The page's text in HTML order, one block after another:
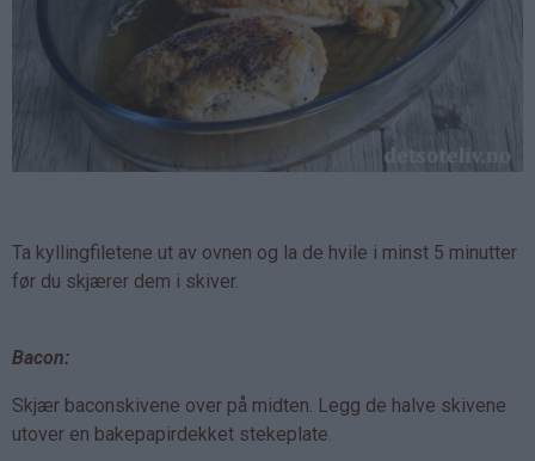
Ta kyllingfiletene ut av ovnen og la de hvile i minst 5 minutter
før du skjærer dem i skiver.
Bacon:
Skjær baconskivene over på midten. Legg de halve skivene
utover en bakepapirdekket stekeplate.